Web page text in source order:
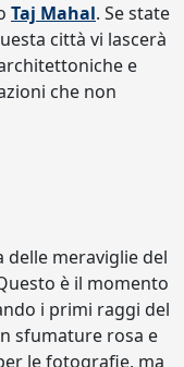
Taj Mahal. Se state
città vi lascerà
e
che non
meraviglie del
è il momento
i primi raggi del
sfumature rosa e
le fotografie, ma